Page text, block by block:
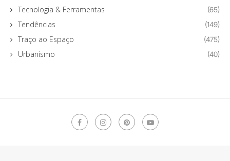
Tecnologia & Ferramentas (65)
Tendências (149)
Traço ao Espaço (475)
Urbanismo (40)